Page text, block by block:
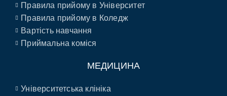
Правила прийому в Університет
Правила прийому в Коледж
Вартість навчання
Приймальна коміся
МЕДИЦИНА
Університетська клініка